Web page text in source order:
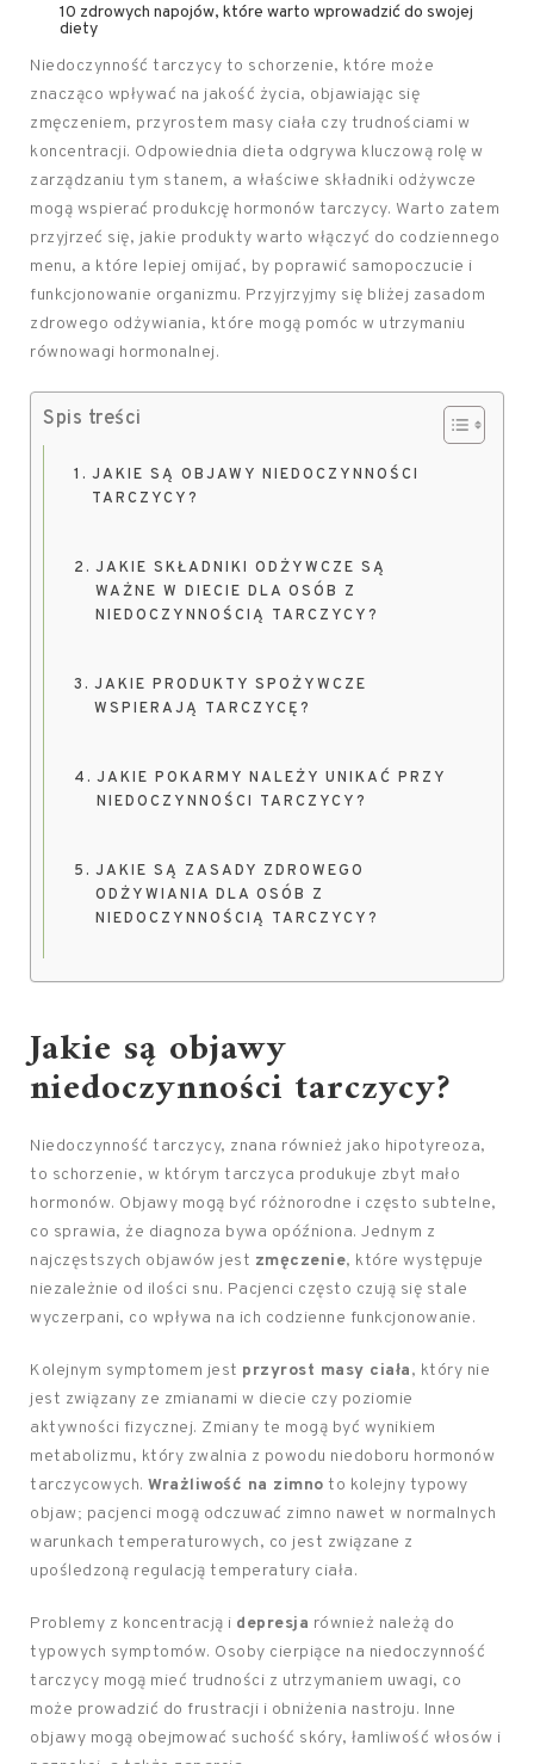
10 zdrowych napojów, które warto wprowadzić do swojej
diety
Niedoczynność tarczycy to schorzenie, które może
znacząco wpływać na jakość życia, objawiając się
zmęczeniem, przyrostem masy ciała czy trudnościami w
koncentracji. Odpowiednia dieta odgrywa kluczową rolę w
zarządzaniu tym stanem, a właściwe składniki odżywcze
mogą wspierać produkcję hormonów tarczycy. Warto zatem
przyjrzeć się, jakie produkty warto włączyć do codziennego
menu, a które lepiej omijać, by poprawić samopoczucie i
funkcjonowanie organizmu. Przyjrzyjmy się bliżej zasadom
zdrowego odżywiania, które mogą pomóc w utrzymaniu
równowagi hormonalnej.
Spis treści
JAKIE SĄ OBJAWY NIEDOCZYNNOŚCI
TARCZYCY?
JAKIE SKŁADNIKI ODŻYWCZE SĄ
WAŻNE W DIECIE DLA OSÓB Z
NIEDOCZYNNOŚCIĄ TARCZYCY?
JAKIE PRODUKTY SPOŻYWCZE
WSPIERAJĄ TARCZYCĘ?
JAKIE POKARMY NALEŻY UNIKAĆ PRZY
NIEDOCZYNNOŚCI TARCZYCY?
JAKIE SĄ ZASADY ZDROWEGO
ODŻYWIANIA DLA OSÓB Z
NIEDOCZYNNOŚCIĄ TARCZYCY?
Jakie są objawy
niedoczynności tarczycy?
Niedoczynność tarczycy, znana również jako hipotyreoza,
to schorzenie, w którym tarczyca produkuje zbyt mało
hormonów. Objawy mogą być różnorodne i często subtelne,
co sprawia, że diagnoza bywa opóźniona. Jednym z
najczęstszych objawów jest zmęczenie, które występuje
niezależnie od ilości snu. Pacjenci często czują się stale
wyczerpani, co wpływa na ich codzienne funkcjonowanie.
Kolejnym symptomem jest przyrost masy ciała, który nie
jest związany ze zmianami w diecie czy poziomie
aktywności fizycznej. Zmiany te mogą być wynikiem
metabolizmu, który zwalnia z powodu niedoboru hormonów
tarczycowych. Wrażliwość na zimno to kolejny typowy
objaw; pacjenci mogą odczuwać zimno nawet w normalnych
warunkach temperaturowych, co jest związane z
upośledzoną regulacją temperatury ciała.
Problemy z koncentracją i depresja również należą do
typowych symptomów. Osoby cierpiące na niedoczynność
tarczycy mogą mieć trudności z utrzymaniem uwagi, co
może prowadzić do frustracji i obniżenia nastroju. Inne
objawy mogą obejmować suchość skóry, łamliwość włosów i